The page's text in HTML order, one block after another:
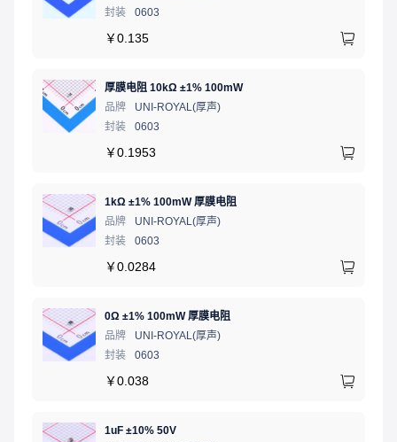
封装
0603
￥0.135
厚膜电阻 10kΩ ±1% 100mW
品牌
UNI-ROYAL(厚声)
封装
0603
￥0.1953
1kΩ ±1% 100mW 厚膜电阻
品牌
UNI-ROYAL(厚声)
封装
0603
￥0.0284
0Ω ±1% 100mW 厚膜电阻
品牌
UNI-ROYAL(厚声)
封装
0603
￥0.038
1uF ±10% 50V